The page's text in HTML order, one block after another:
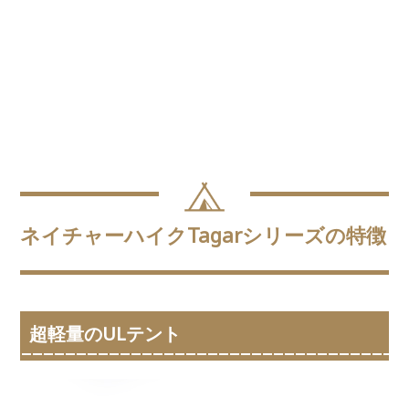
ネイチャーハイクTagarシリーズの特徴
超軽量のULテント